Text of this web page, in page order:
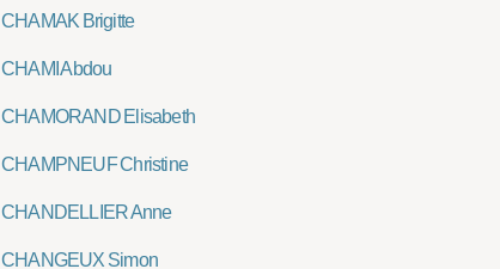
CHAMAK Brigitte
CHAMI Abdou
CHAMORAND Elisabeth
CHAMPNEUF Christine
CHANDELLIER Anne
CHANGEUX Simon